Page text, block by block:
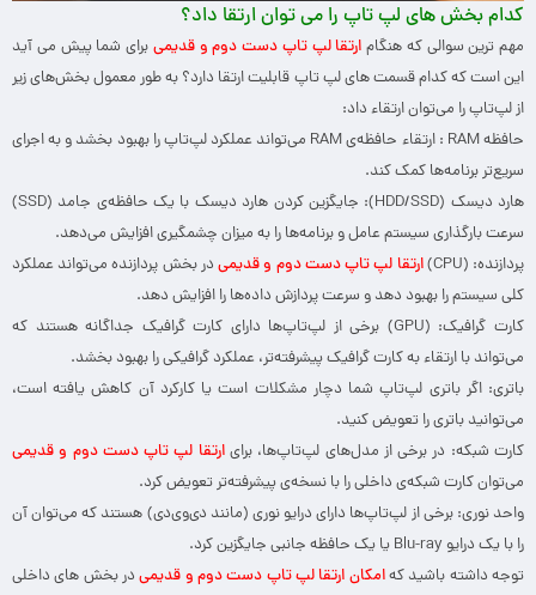
کدام بخش های لپ تاپ را می توان ارتقا داد؟
مهم ترین سوالی که هنگام ارتقا لپ تاپ دست دوم و قدیمی برای شما پیش می آید
این است که کدام قسمت های لپ تاپ قابلیت ارتقا دارد؟ به طور معمول بخش‌های زیر
از لپ‌تاپ را می‌توان ارتقاء داد:
حافظه RAM : ارتقاء حافظه‌ی RAM می‌تواند عملکرد لپ‌تاپ را بهبود بخشد و به اجرای
سریع‌تر برنامه‌ها کمک کند.
هارد دیسک (HDD/SSD): جایگزین کردن هارد دیسک با یک حافظه‌ی جامد (SSD)
سرعت بارگذاری سیستم عامل و برنامه‌ها را به میزان چشمگیری افزایش می‌دهد.
پردازنده: (CPU)
ارتقا لپ تاپ دست دوم و قدیمیدر بخش پردازنده می‌تواند عملکرد
کلی سیستم را بهبود دهد و سرعت پردازش داده‌ها را افزایش دهد.
کارت گرافیک: (GPU) برخی از لپ‌تاپ‌ها دارای کارت گرافیک جداگانه هستند که
می‌تواند با ارتقاء به کارت گرافیک پیشرفته‌تر، عملکرد گرافیکی را بهبود بخشد.
باتری: اگر باتری لپ‌تاپ شما دچار مشکلات است یا کارکرد آن کاهش یافته است،
می‌توانید باتری را تعویض کنید.
کارت شبکه: در برخی از مدل‌های لپ‌تاپ‌ها، برای ارتقا لپ تاپ دست دوم و قدیمی
می‌توان کارت شبکه‌ی داخلی را با نسخه‌ی پیشرفته‌تر تعویض کرد.
واحد نوری: برخی از لپ‌تاپ‌ها دارای درایو نوری (مانند دی‌وی‌دی) هستند که می‌توان آن
را با یک درایو Blu-ray یا یک حافظه جانبی جایگزین کرد.
توجه داشته باشید کهامکان ارتقا لپ تاپ دست دوم و قدیمیدر بخش های داخلی